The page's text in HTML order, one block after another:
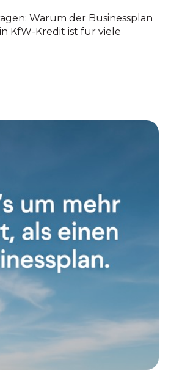
Warum der Businessplan
KfW-Kredit ist für viele